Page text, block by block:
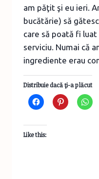
am păţit şi eu ieri.
bucătărie) să
care să poată fi luat
serviciu. Numai că
ingrediente erau
Distribuie dacă ţi-a plăcut
Like this: